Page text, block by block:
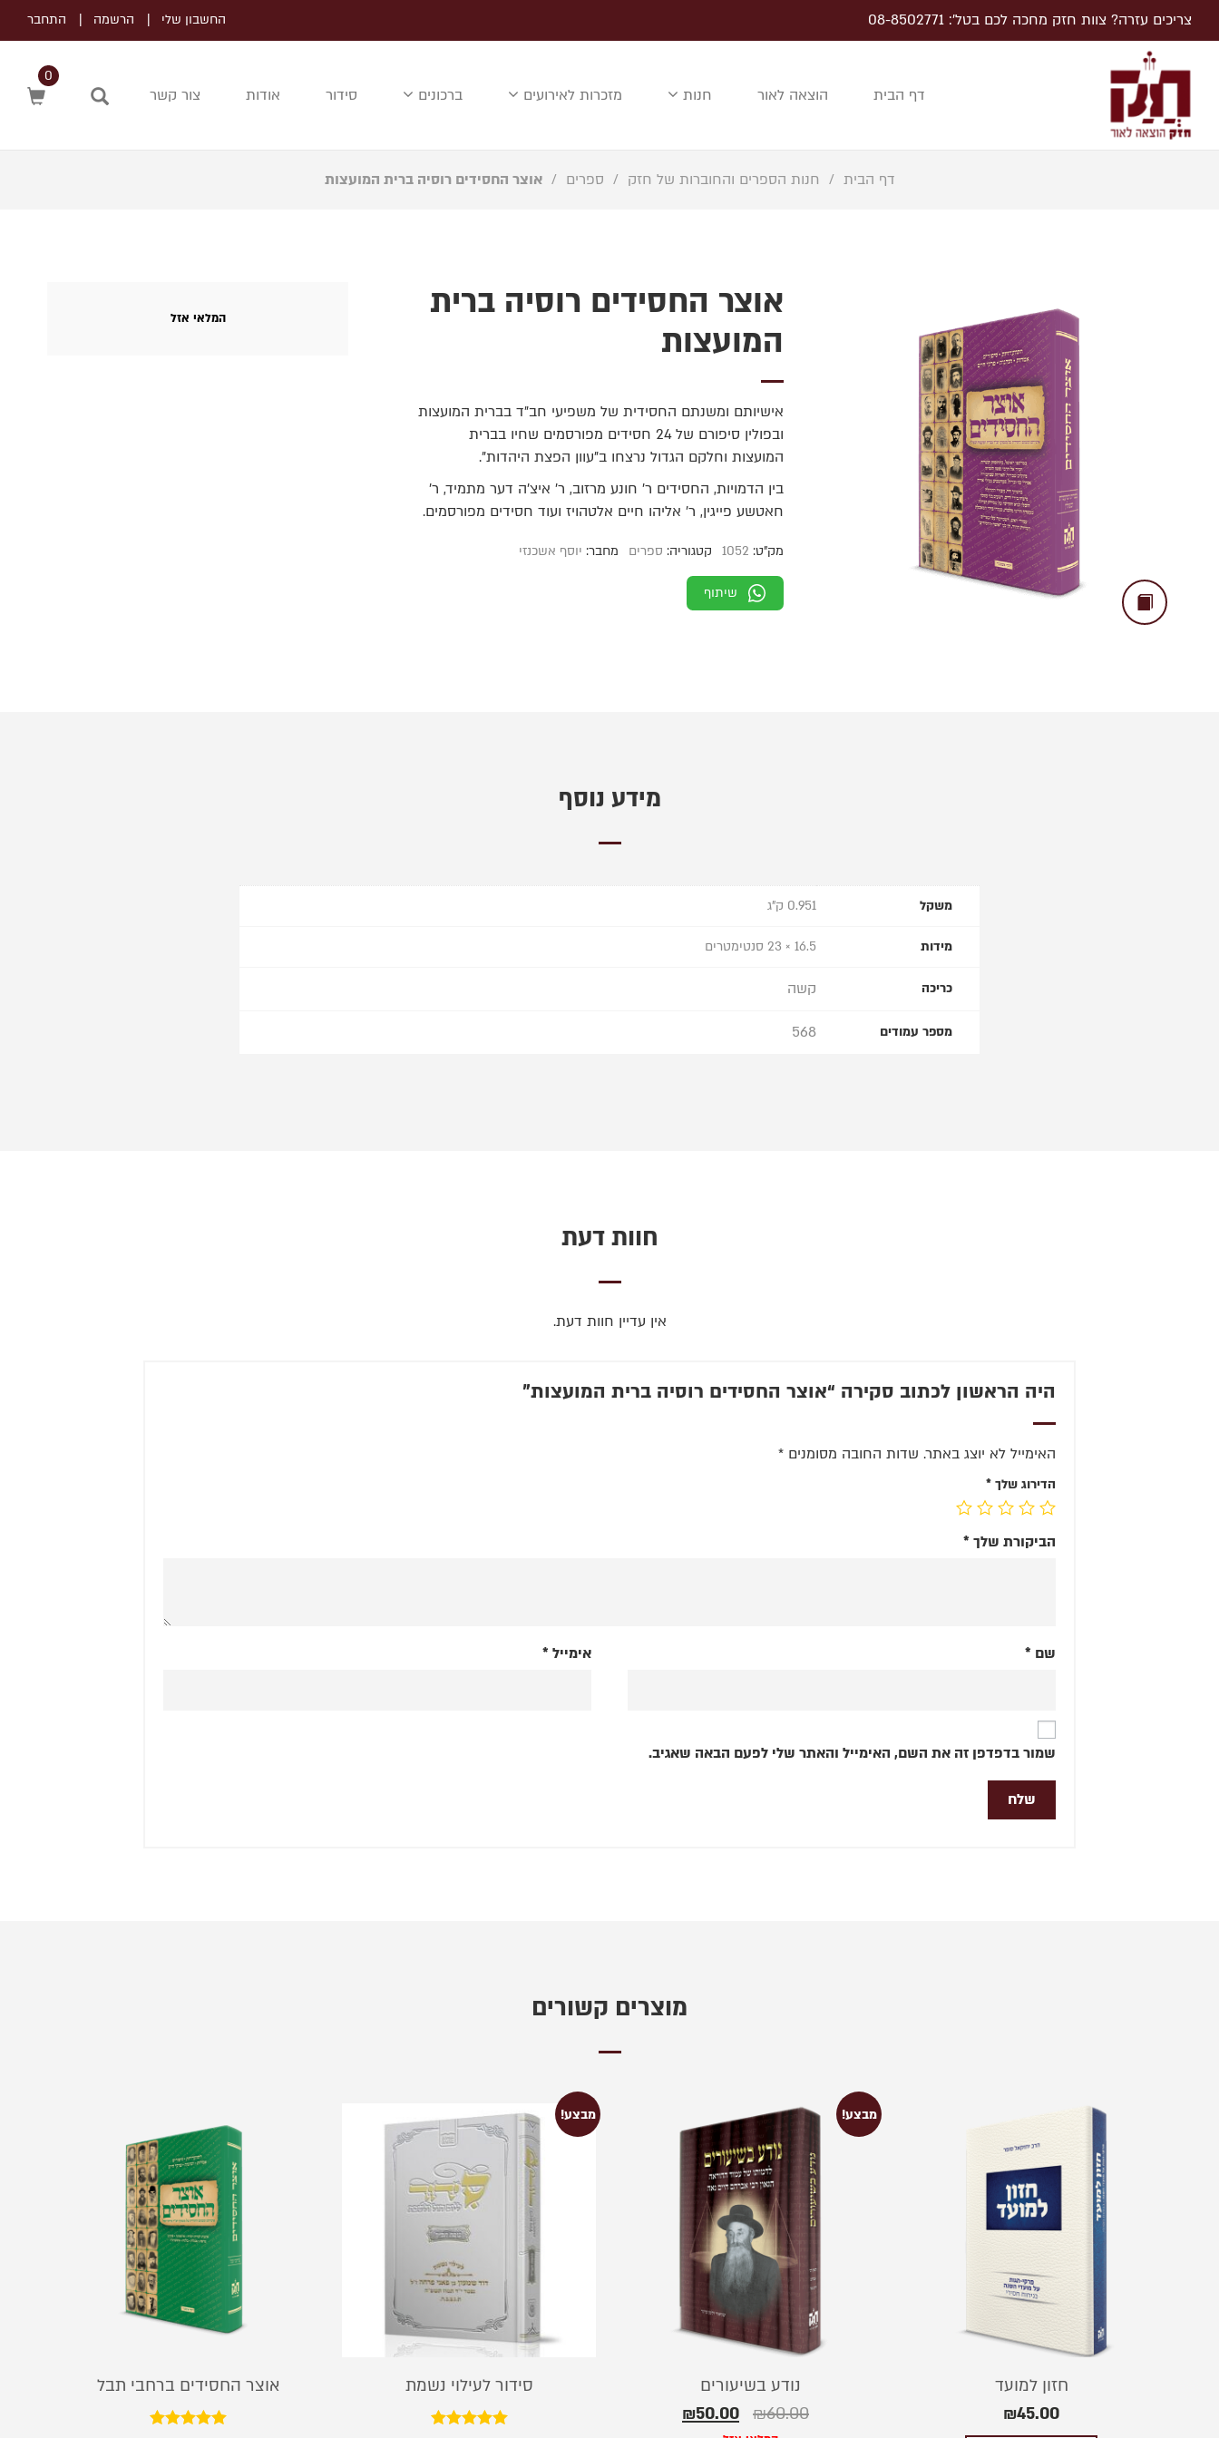
צריכים עזרה? צוות חזק מחכה לכם בטל׳: 08-8502771 החשבון שלי הרשמה התחבר
דף הבית הוצאה לאור חנות מזכרות לאירועים ברכונים סידור אודות צור קשר
0
דף הבית / חנות הספרים והחוברות של חזק / ספרים / אוצר החסידים רוסיה ברית המועצות
אוצר החסידים רוסיה ברית
המועצות
אישיותם ומשנתם החסידית של משפיעי חב"ד בברית המועצות
ובפולין סיפורם של 24 חסידים מפורסמים שחיו בברית
המועצות וחלקם הגדול נרצחו ב"עוון הפצת היהדות".
בין הדמויות, החסידים ר’ חונע מרזוב, ר’ איצ’ה דער מתמיד, ר’
חאטשע פייגין, ר’ אליהו חיים אלטהויז ועוד חסידים מפורסמים.
מק"ט: 1052 קטגוריה: ספרים מחבר: יוסף אשכנזי
שיתוף
המלאי אזל
מידע נוסף
משקל 0.951 ק"ג
מידות 16.5 × 23 סנטימטרים
כריכה קשה
מספר עמודים 568
חוות דעת
אין עדיין חוות דעת.
היה הראשון לכתוב סקירה “אוצר החסידים רוסיה ברית המועצות”
האימייל לא יוצג באתר. שדות החובה מסומנים *
הדירוג שלך *
הביקורת שלך *
שם * אימייל *
שמור בדפדפן זה את השם, האימייל והאתר שלי לפעם הבאה שאגיב.
מוצרים קשורים
חזון למועד
₪45.00
מבצע!
נודע בשיעורים
₪60.00
₪50.00
מבצע!
סידור לעילוי נשמת אוצר החסידים ברחבי תבל